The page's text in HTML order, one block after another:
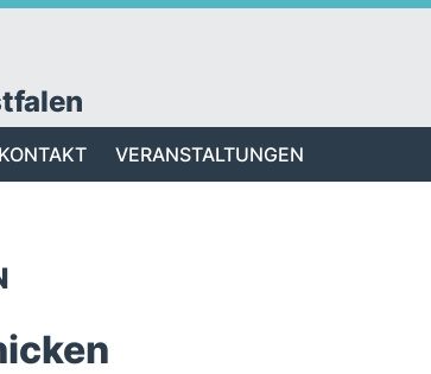
KONTAKT VERANSTALTUNGEN